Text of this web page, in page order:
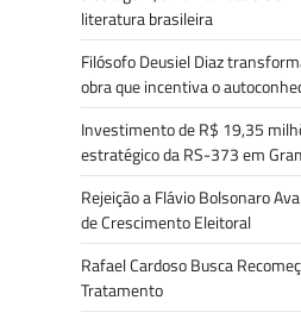
literatura brasileira
Filósofo Deusiel Diaz
obra que incentiva o
Investimento de R$ 19,35
estratégico da RS-373 em
Rejeição a Flávio Bolsonaro
de Crescimento Eleitoral
Rafael Cardoso Busca
Tratamento